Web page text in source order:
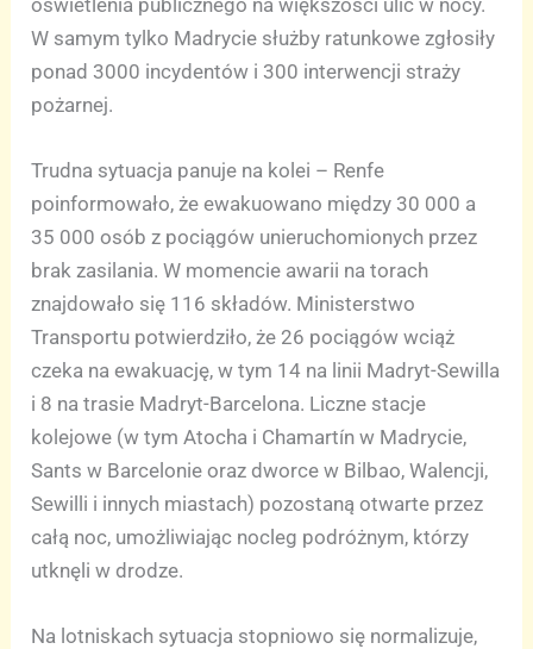
W samym tylko Madrycie służby ratunkowe zgłosiły
ponad 3000 incydentów i 300 interwencji straży
pożarnej.
Trudna sytuacja panuje na kolei – Renfe
poinformowało, że ewakuowano między 30 000 a
35 000 osób z pociągów unieruchomionych przez
brak zasilania. W momencie awarii na torach
znajdowało się 116 składów. Ministerstwo
Transportu potwierdziło, że 26 pociągów wciąż
czeka na ewakuację, w tym 14 na linii Madryt-Sewilla
i 8 na trasie Madryt-Barcelona. Liczne stacje
kolejowe (w tym Atocha i Chamartín w Madrycie,
Sants w Barcelonie oraz dworce w Bilbao, Walencji,
Sewilli i innych miastach) pozostaną otwarte przez
całą noc, umożliwiając nocleg podróżnym, którzy
utknęli w drodze.
Na lotniskach sytuacja stopniowo się normalizuje,